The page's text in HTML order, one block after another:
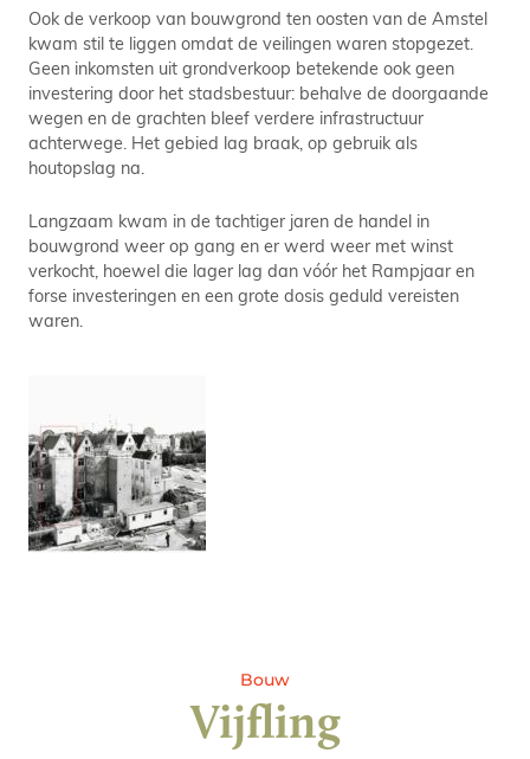
Ook de verkoop van bouwgrond ten oosten van de Amstel
kwam stil te liggen omdat de veilingen waren stopgezet.
Geen inkomsten uit grondverkoop betekende ook geen
investering door het stadsbestuur: behalve de doorgaande
wegen en de grachten bleef verdere infrastructuur
achterwege. Het gebied lag braak, op gebruik als
houtopslag na.
Langzaam kwam in de tachtiger jaren de handel in
bouwgrond weer op gang en er werd weer met winst
verkocht, hoewel die lager lag dan vóór het Rampjaar en
forse investeringen en een grote dosis geduld vereisten
waren.
Bouw
Vijfling